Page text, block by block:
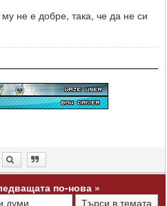
не е добре, така, че да не си
по-нова »